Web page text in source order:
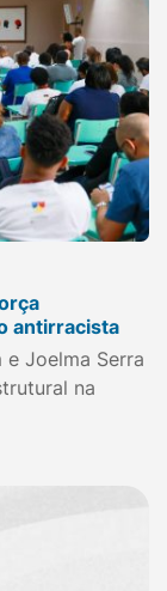
antirracista
Joelma Serra
na